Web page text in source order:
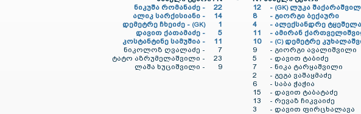
ნიკუშა რომანაძე -
22
ალიკ სარქისიანი -
14
დემეტრე ჩხეიძე - (GK)
1
დავით ქათამაძე -
5
კოსტანტინე სამუშია -
11
ნიკოლოზ ღვალაძე -
7
ტატო აზრუმელაშვილი -
23
ლაშა ხუციშვილი -
9
12
- (GK) ლუკა
8
- გიორგი ბექაური
4
- ალექსანდრე
11
- ამირან
10
- (C) დემეტრე
9
- გიორგი ავალიშვილი
5
- დავით ტაბიძე
7
- ნიკა ტარყაშვილი
2
- გეგა ვაშაყმაძე
6
- საბა ჭაჭია
15
- დავით ტაბატაძე
13
- რევაზ ჩიკვაიძე
3
- დავით ფირცხალავა